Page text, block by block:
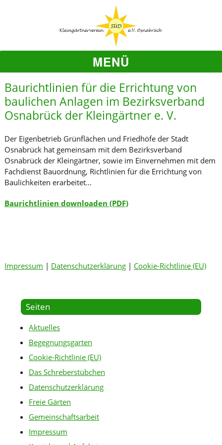
MENÜ
Baurichtlinien für die Errichtung von
baulichen Anlagen im Bezirksverband
Osnabrück der Kleingärtner e. V.
Der Eigenbetrieb Grünflächen und Friedhöfe der Stadt
Osnabrück hat gemeinsam mit dem Bezirksverband
Osnabrück der Kleingärtner, sowie im Einvernehmen mit dem
Fachdienst Bauordnung, Richtlinien für die Errichtung von
Baulichkeiten erarbeitet…
Baurichtlinien downloaden (PDF)
Impressum | Datenschutzerklärung| Cookie-Richtlinie (EU)
Seiten
Aktuelles
Begegnungsgarten
Cookie-Richtlinie (EU)
Das Schreberstübchen
Datenschutzerklärung
Freie Gärten
Gemeinschaftsarbeit
Impressum